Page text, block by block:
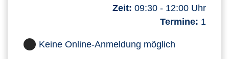
Zeit: 09:30 - 12:00 Uhr
Termine: 1
Keine Online-Anmeldung möglich